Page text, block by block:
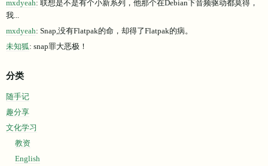
mxdyeah: 联想是不是有个小新系列，他那个在Debian下音频驱动都莫得，
我...
mxdyeah: Snap,没有Flatpak的命，却得了Flatpak的病。
未知狐: snap罪大恶极！
分类
随手记
趣分享
文化学习
教资
English